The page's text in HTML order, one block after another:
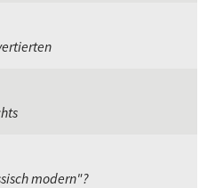
modern"?